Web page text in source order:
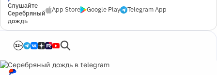
Слушайте
Серебряный
дождь
App Store Google Play Telegram App
12+